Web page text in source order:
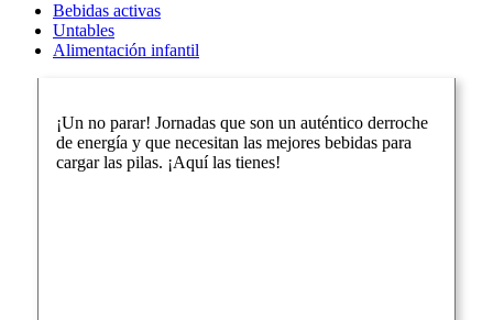
Bebidas activas
Untables
Alimentación infantil
¡Un no parar! Jornadas que son un auténtico derroche
de energía y que necesitan las mejores bebidas para
cargar las pilas. ¡Aquí las tienes!